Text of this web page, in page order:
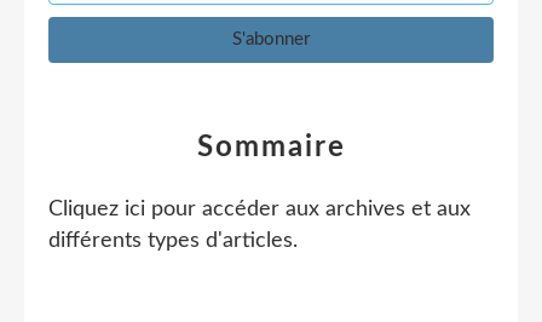
Sommaire
Cliquez ici pour accéder aux archives et aux
différents types d'articles.